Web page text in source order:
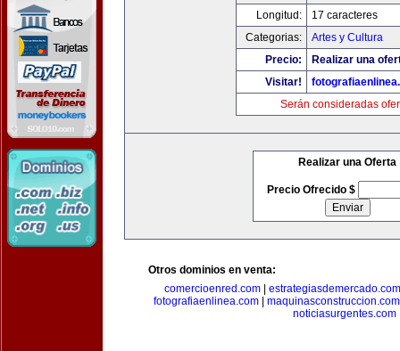
Longitud:
17 caracteres
Categorias:
Artes y Cultura
Precio:
Realizar una
Visitar!
Serán consideradas
Realizar una Oferta
Precio Ofrecido $
Otros dominios en venta:
comercioenred.com| estrategiasdemercado.com
fotografiaenlinea.com
maquinasconstruccion.com
noticiasurgentes.com